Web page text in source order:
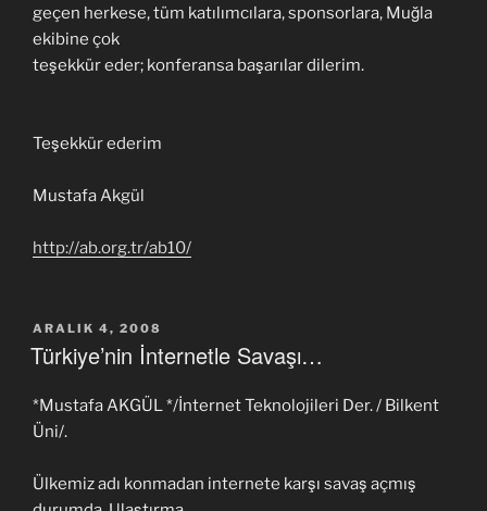
geçen herkese, tüm katılımcılara, sponsorlara, Muğla
ekibine çok
teşekkür eder; konferansa başarılar dilerim.
Teşekkür ederim
Mustafa Akgül
http://ab.org.tr/ab10/
YAYIM
TARIHI
ARALIK 4, 2008
Türkiye’nin İnternetle Savaşı…
*Mustafa AKGÜL */İnternet Teknolojileri Der. / Bilkent
Üni/.
Ülkemiz adı konmadan internete karşı savaş açmış